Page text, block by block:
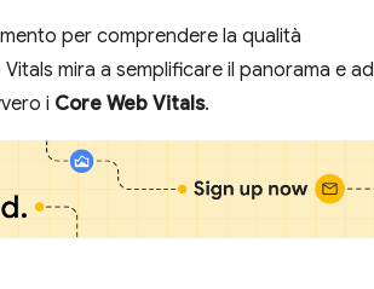
per comprendere la qualità
mira a semplificare il panorama e ad
i Core Web Vitals.